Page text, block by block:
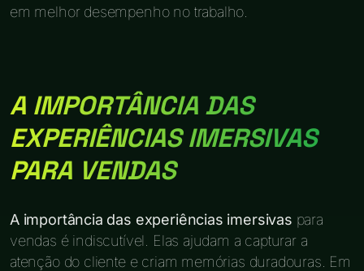
em melhor desempenho no trabalho.
A IMPORTÂNCIA DAS
EXPERIÊNCIAS IMERSIVAS
PARA VENDAS
A importância das experiências imersivas para
vendas é indiscutível. Elas ajudam a capturar a
atenção do cliente e criam memórias duradouras. Em